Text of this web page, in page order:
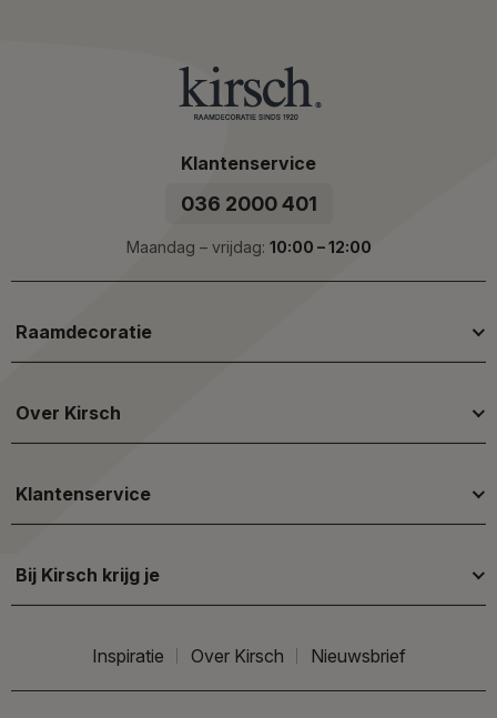
Klantenservice
036 2000 401
Maandag – vrijdag: 10:00 – 12:00
Raamdecoratie
Over Kirsch
Klantenservice
Bij Kirsch krijg je
Inspiratie Over Kirsch Nieuwsbrief